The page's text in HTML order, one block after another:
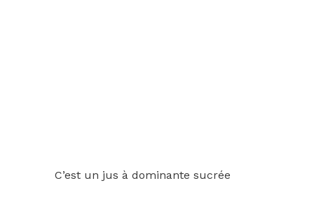
C’est un jus à dominante sucrée